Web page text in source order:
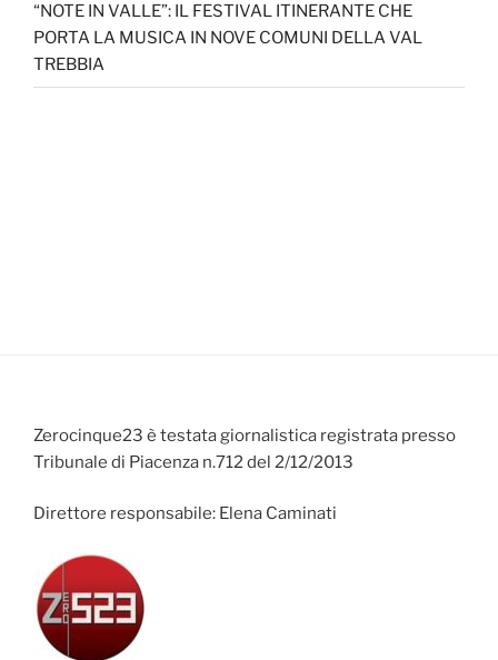
“NOTE IN VALLE”: IL FESTIVAL ITINERANTE CHE
PORTA LA MUSICA IN NOVE COMUNI DELLA VAL
TREBBIA
Zerocinque23 è testata giornalistica registrata presso
Tribunale di Piacenza n.712 del 2/12/2013
Direttore responsabile: Elena Caminati